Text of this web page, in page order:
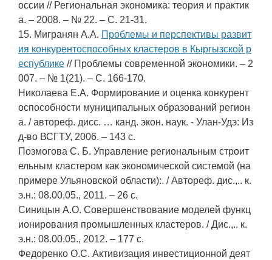
оссии // Региональная экономика: теория и практик
а. – 2008. – № 22. – С. 21-31.
15. Мигранян А.А. Проблемы и перспективы развит
ия конкурентоспособных кластеров в Кыргызской р
еспублике // Проблемы современной экономики. – 2
007. – № 1(21). – С. 166-170.
Николаева Е.А. Формирование и оценка конкурент
оспособности муниципальных образований регион
а. / автореф. дисс. … канд. экон. наук. - Улан-Удэ: Из
д-во ВСГТУ, 2006. – 143 с.
Позмогова С. Б. Управление региональным строит
ельным кластером как экономической системой (на
примере Ульяновской области):. / Автореф. дис.,.. к.
э.н.: 08.00.05., 2011. – 26 с.
Синицын А.О. Совершенствование моделей функц
ионирования промышленных кластеров. / Дис.,.. к.
э.н.: 08.00.05., 2012. – 177 с.
Федоренко О.С. Активизация инвестиционной деят